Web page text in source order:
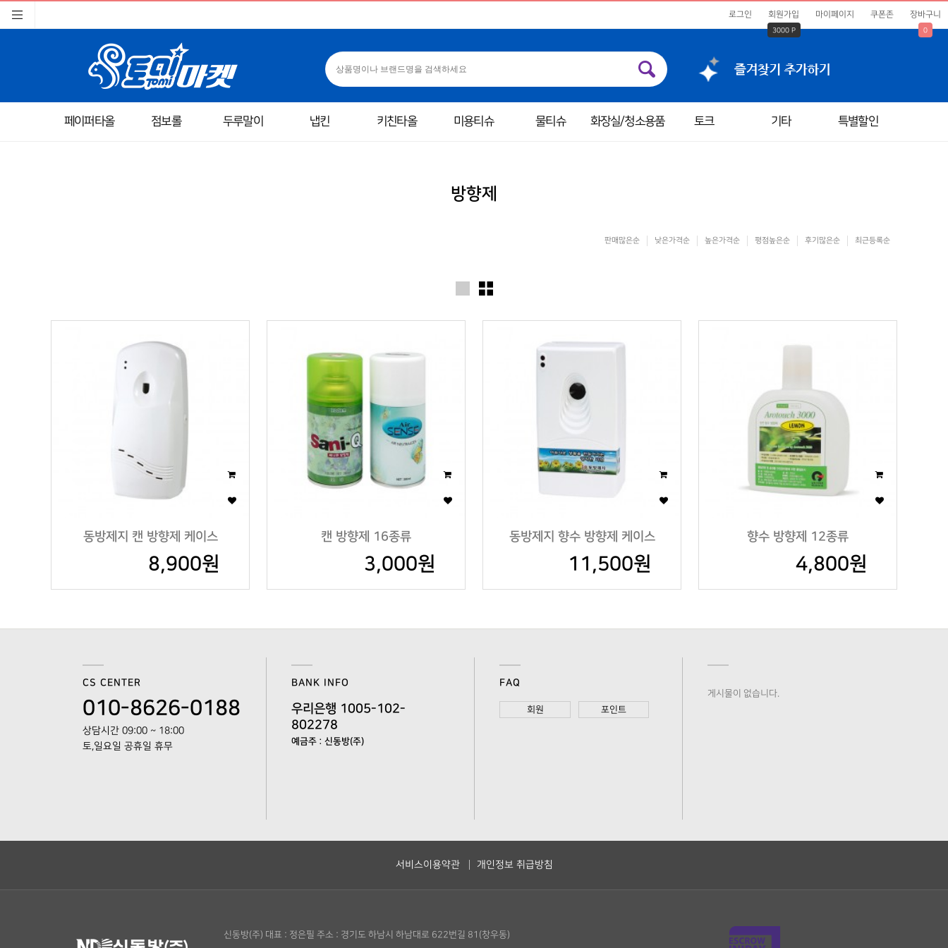
로그인 회원가입
3000 P
마이페이지 쿠폰존 장바구니
0
페이퍼타올 점보롤 두루말이 냅킨 키친타올 미용티슈 물티슈 화장실/청소용품 토크 기타 특별할인
방향제
판매많은순 낮은가격순 높은가격순 평점높은순 후기많은순 최근등록순
동방제지 캔 방향제 케이스
8,900원
캔 방향제 16종류
3,000원
동방제지 향수 방향제 케이스
11,500원
향수 방향제 12종류
4,800원
CS CENTER
010-8626-0188
상담시간 09:00 ~ 18:00
토,일요일 공휴일 휴무
BANK INFO
우리은행 1005-102-
802278
예금주 : 신동방(주)
FAQ
회원 포인트
게시물이 없습니다.
서비스이용약관 개인정보 취급방침
신동방(주) 대표 : 정은필 주소 : 경기도 하남시 하남대로 622번길 81(창우동)